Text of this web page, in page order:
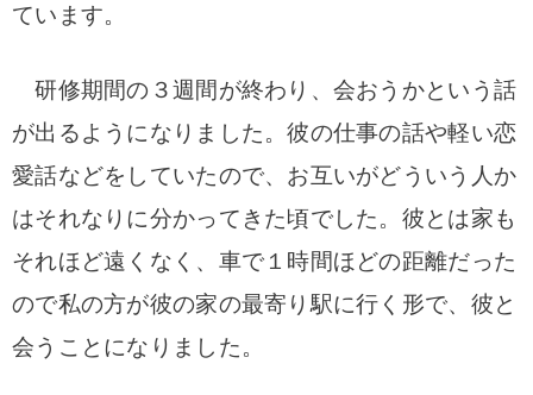
ています。
研修期間の３週間が終わり、会おうかという話
が出るようになりました。彼の仕事の話や軽い恋
愛話などをしていたので、お互いがどういう人か
はそれなりに分かってきた頃でした。彼とは家も
それほど遠くなく、車で１時間ほどの距離だった
ので私の方が彼の家の最寄り駅に行く形で、彼と
会うことになりました。